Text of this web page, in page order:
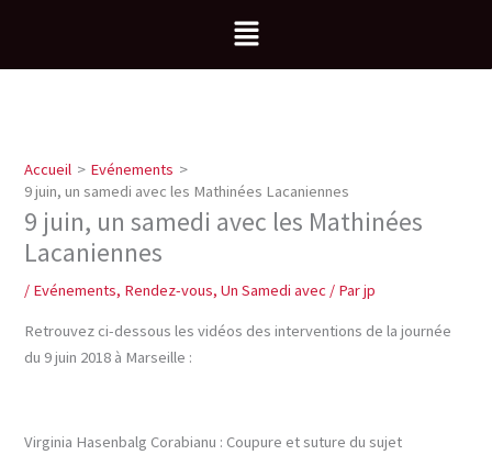
contenu
Menu
Accueil
Evénements
9 juin, un samedi avec les Mathinées Lacaniennes
9 juin, un samedi avec les Mathinées
Lacaniennes
/ Evénements, Rendez-vous,Un Samedi avec / Parjp
Retrouvez ci-dessous les vidéos des interventions de la journée
du 9 juin 2018 à Marseille :
Virginia Hasenbalg Corabianu : Coupure et suture du sujet